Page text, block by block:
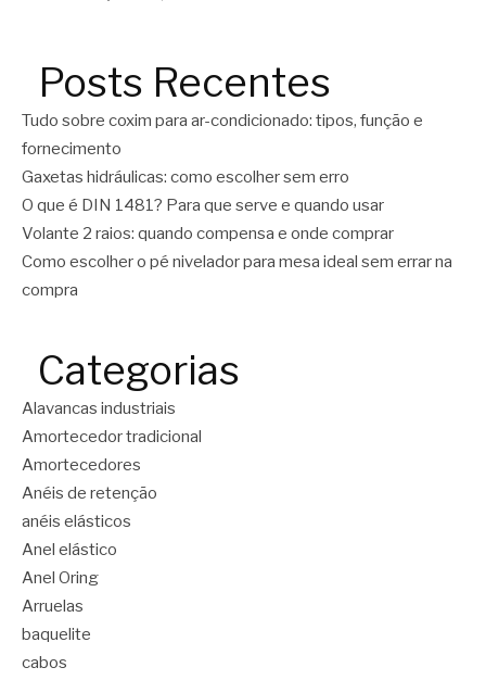
Posts Recentes
Tudo sobre coxim para ar-condicionado: tipos, função e
fornecimento
Gaxetas hidráulicas: como escolher sem erro
O que é DIN 1481? Para que serve e quando usar
Volante 2 raios: quando compensa e onde comprar
Como escolher o pé nivelador para mesa ideal sem errar na
compra
Categorias
Alavancas industriais
Amortecedor tradicional
Amortecedores
Anéis de retenção
anéis elásticos
Anel elástico
Anel Oring
Arruelas
baquelite
cabos